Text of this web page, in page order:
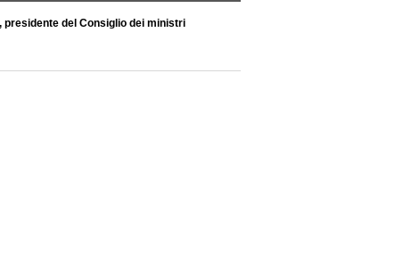
presidente del Consiglio dei ministri